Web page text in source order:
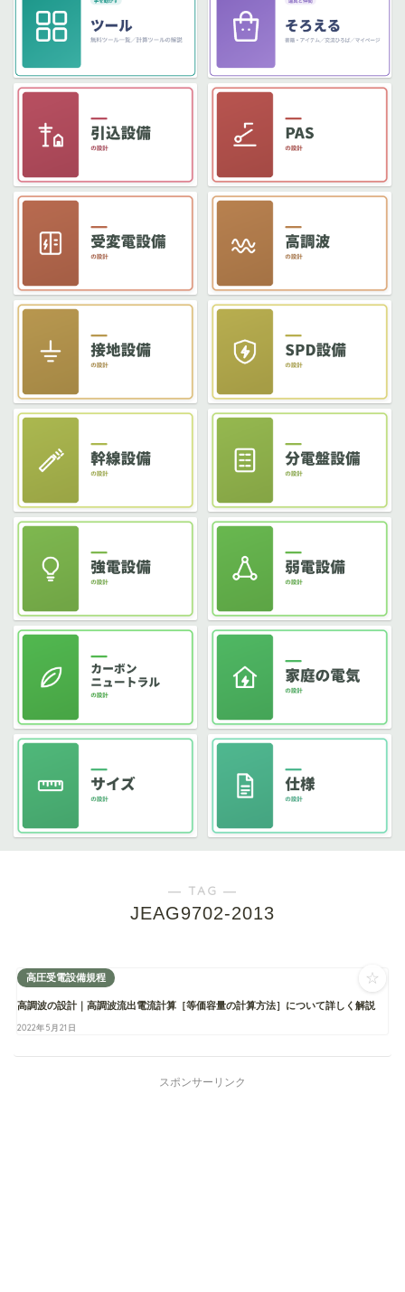
― TAG ―
JEAG9702-2013
高圧受電設備規程
高調波の設計｜高調波流出電流計算［等価容量の計算方法］について詳しく解説
2022年5月21日
☆
スポンサーリンク